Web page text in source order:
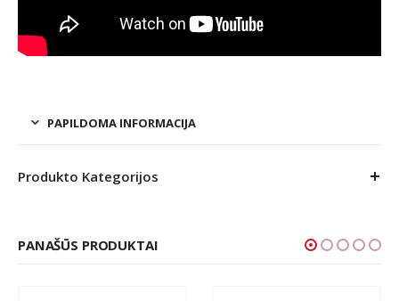
PAPILDOMA INFORMACIJA
Produkto Kategorijos
PANAŠŪS PRODUKTAI